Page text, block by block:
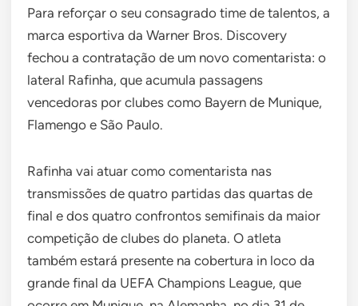
Para reforçar o seu consagrado time de talentos, a
marca esportiva da Warner Bros. Discovery
fechou a contratação de um novo comentarista: o
lateral Rafinha, que acumula passagens
vencedoras por clubes como Bayern de Munique,
Flamengo e São Paulo.
Rafinha vai atuar como comentarista nas
transmissões de quatro partidas das quartas de
final e dos quatro confrontos semifinais da maior
competição de clubes do planeta. O atleta
também estará presente na cobertura in loco da
grande final da UEFA Champions League, que